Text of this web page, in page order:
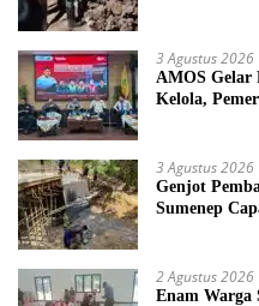
3 Agustus 2026
AMOS Gelar
Kelola,
3 Agustus 2026
Genjot
Sumenep
2 Agustus 2026
Enam Warga